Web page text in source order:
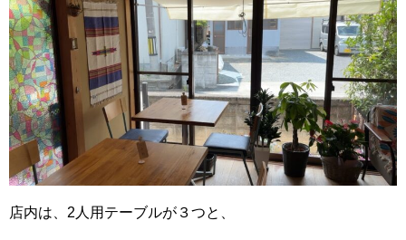
店内は、2人用テーブルが３つと、